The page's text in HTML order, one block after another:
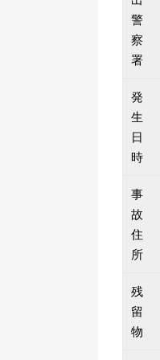
警
察
署
発
生
日
時
事
故
住
所
残
留
物